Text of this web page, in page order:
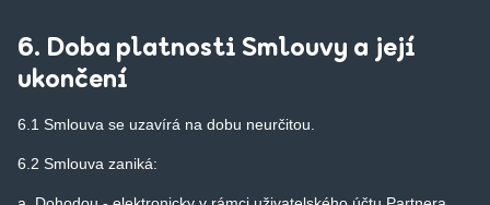
6. Doba platnosti Smlouvy a její
ukončení
6.1 Smlouva se uzavírá na dobu neurčitou.
6.2 Smlouva zaniká: